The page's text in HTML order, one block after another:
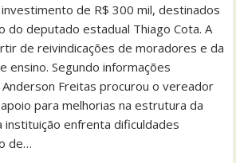
de R$ 300 mil, destinados
do deputado estadual Thiago Cota. A
de reivindicações de moradores e da
ensino. Segundo informações
Freitas procurou o vereador
para melhorias na estrutura da
instituição enfrenta dificuldades
de…